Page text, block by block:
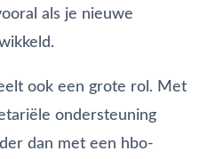
als je nieuwe
ook een grote rol. Met
ondersteuning
dan met een hbo-